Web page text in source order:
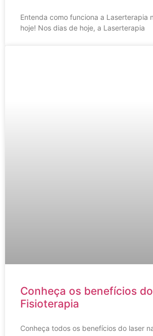
Entenda como funciona a Laserterapia
hoje! Nos dias de hoje, a Laserterapia
Conheça os benefícios
Fisioterapia
Conheça todos os benefícios do laser